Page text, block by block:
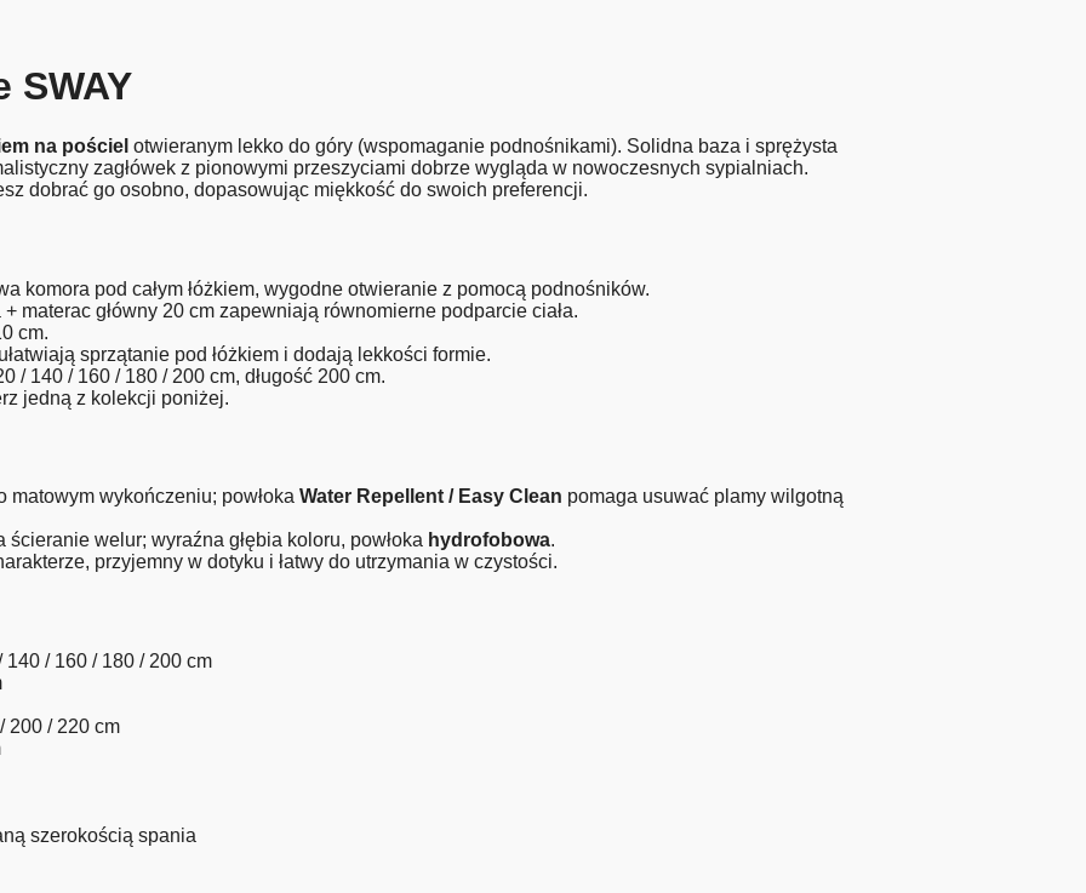
na pościel otwieranym lekko do góry (wspomaganie podnośnikami). Solidna baza i sprężysta
zagłówek z pionowymi przeszyciami dobrze wygląda w nowoczesnych sypialniach.
dobrać go osobno, dopasowując miękkość do swoich preferencji.
komora pod całym łóżkiem, wygodne otwieranie z pomocą podnośników.
materac główny 20 cm zapewniają równomierne podparcie ciała.
cm.
sprzątanie pod łóżkiem i dodają lekkości formie.
/ 140 / 160 / 180 / 200 cm, długość 200 cm.
jedną z kolekcji poniżej.
matowym wykończeniu; powłokaWater Repellent / Easy Clean pomaga usuwać plamy wilgotną
welur; wyraźna głębia koloru, powłoka hydrofobowa.
przyjemny w dotyku i łatwy do utrzymania w czystości.
/ 160 / 180 / 200 cm
200 / 220 cm
szerokością spania